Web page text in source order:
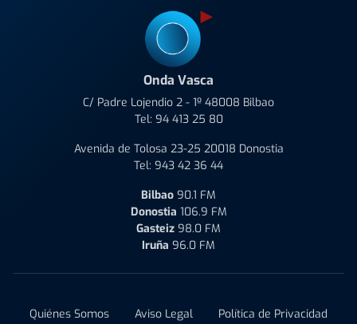
Onda Vasca
C/ Padre Lojendio 2 - 1º 48008 Bilbao
Tel: 94 413 25 80
Avenida de Tolosa 23-25 20018 Donostia
Tel: 943 42 36 44
Bilbao 90.1 FM
Donostia 106.9 FM
Gasteiz 98.0 FM
Iruña 96.0 FM
Quiénes Somos Aviso Legal
Política de Privacidad